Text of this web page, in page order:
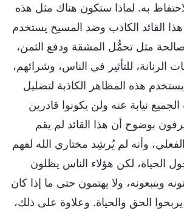
به. لماذا ستكون هناك مثل هذه
هذا القائد الكاذب وضد المسيح يستخدم
مثل تحمُّل المشقة ودفع الثمن،
الرنانة، للتأثير في الناس، وشرائهم،
هذه المظاهر الكاذبة لتضليل
نيابة عنه ولن يكونوا قادرين
بوضوح أن هذا القائد لم يقم
وأنه لم يُرشِد مختاري الله لفهم
الحياة، لكن هؤلاء الناس يظلون
ويتبعونه، ولا يهتمون حتى ما إذا كان
الحق والحياة. وعلاوة على ذلك،